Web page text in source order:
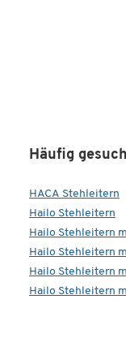
Häufig
HACA Stehleitern
Hailo Stehleitern
Hailo Stehleitern
Hailo Stehleitern
Hailo Stehleitern
Hailo Stehleitern